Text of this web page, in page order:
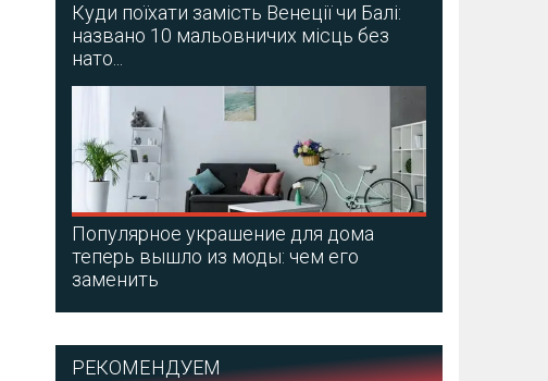
Куди поїхати замість Венеції чи Балі:
названо 10 мальовничих місць без
нато...
Популярное украшение для дома
теперь вышло из моды: чем его
заменить
РЕКОМЕНДУЕМ